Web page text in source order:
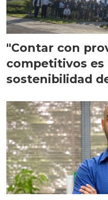
"Contar con
competitivos es
sostenibilidad